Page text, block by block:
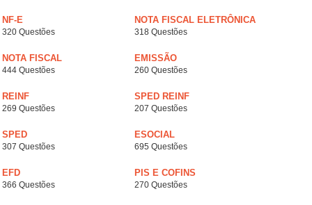
NF-E
320 Questões
NOTA FISCAL ELETRÔNICA
318 Questões
NOTA FISCAL
444 Questões
EMISSÃO
260 Questões
REINF
269 Questões
SPED REINF
207 Questões
SPED
307 Questões
ESOCIAL
695 Questões
EFD
366 Questões
PIS E COFINS
270 Questões